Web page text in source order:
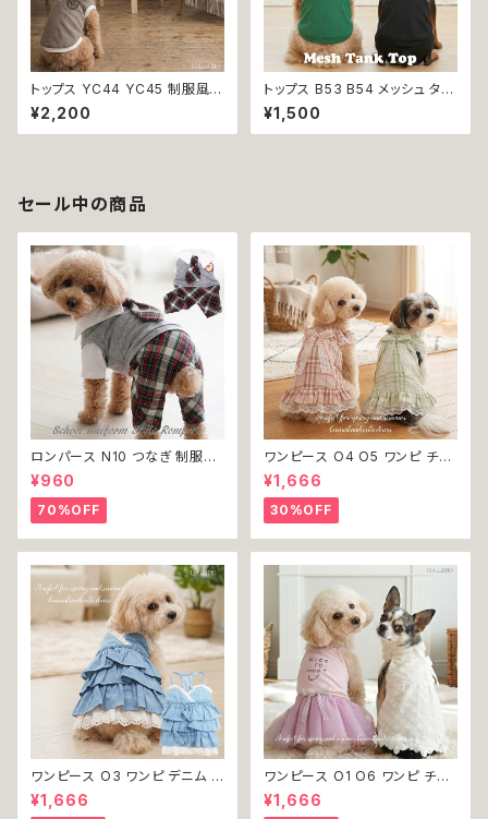
トップス YC44 YC45 制服風
グレー ブラウン コスチューム コ
スプレ 仮装 女の子 男の子 犬
犬服 小型 猫 服 洋服 ペット do
¥2,200
トップス B53 B54 メッシュ タン
ク スリーブレス ノースリーブ 犬
の服 春 夏 ドックウェア カジュ
アル スリーブレス グリーン ブラ
¥1,500
セール中の商品
ロンパース N10 つなぎ 制服風
チェック柄 グレー 灰色 コスチュ
ーム コスプレ ドッグウェア dog
犬 猫 ペット 服 犬服 洋服 オシ
ャレ かわいい 小型犬 返品交換
不可
¥960
70%OFF
ワンピース O4 O5 ワンピ チェ
ック プリーツ レース 女の子 犬
犬服 小型 猫 服 洋服 ペット do
g ドッグウェア おしゃれ かわい
い 返品交換不可
¥1,666
30%OFF
ワンピース O3 ワンピ デニム プ
リーツ レース 女の子 犬 犬服
小型 猫 服 洋服 ペット dog ド
¥1,666
ワンピース O1 O6 ワンピ チュ
ール レース 花 フラワー 女の子
犬 犬服 小型 猫 服 洋服 ペット
¥1,666